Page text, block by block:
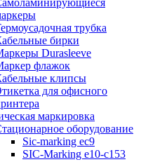
трубка
бирки
Durasleeve
флажок
клипсы
для офисного
маркировка
оборудование
Sic-marking ec9
SIC-Marking e10-c153